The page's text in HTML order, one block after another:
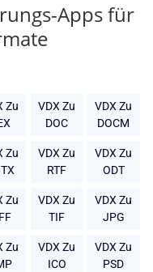
Apps für
Zu
VDX Zu
DOC
VDX Zu
DOCM
Zu
VDX Zu
RTF
VDX Zu
ODT
Zu
VDX Zu
TIF
VDX Zu
JPG
Zu
VDX Zu
ICO
VDX Zu
PSD